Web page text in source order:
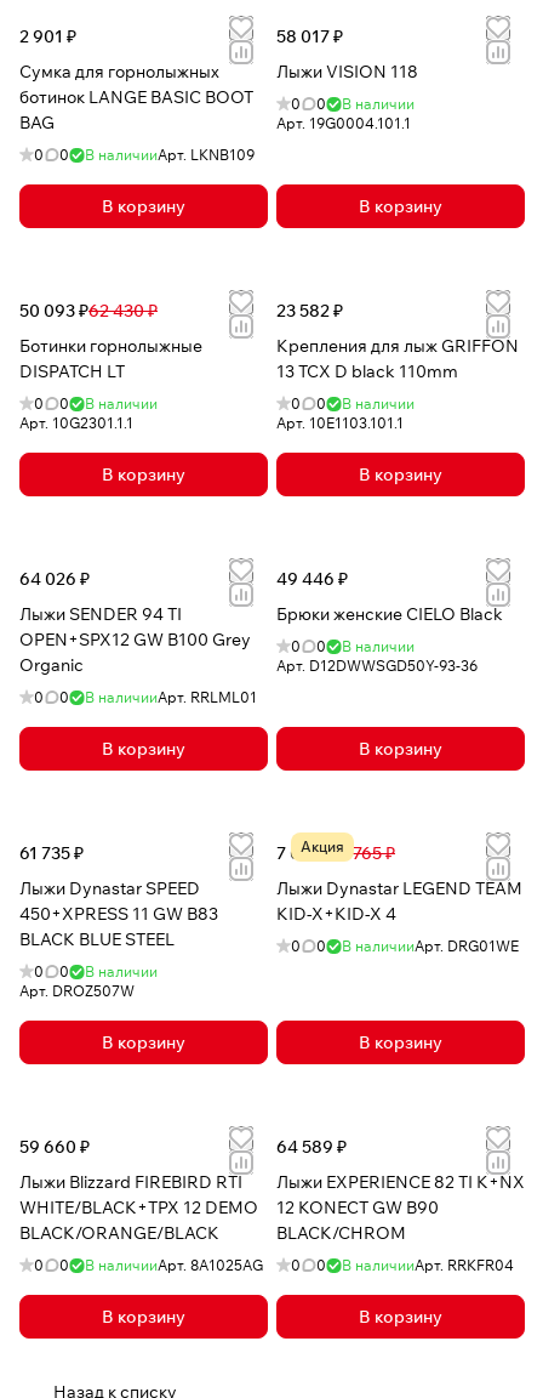
2 901 ₽
Сумка для горнолыжных
ботинок LANGE BASIC BOOT
BAG
0 0 В наличииАрт. LKNB109
В корзину
58 017 ₽
Лыжи VISION 118
0 0
В наличии
Арт. 19G0004.101.1
В корзину
50 093 ₽62 430 ₽
Ботинки горнолыжные
DISPATCH LT
0 0
В наличии
Арт. 10G2301.1.1
В корзину
23 582 ₽
Крепления для лыж GRIFFON
13 TCX D black 110mm
0 0
В наличии
Арт. 10E1103.101.1
В корзину
64 026 ₽
Лыжи SENDER 94 TI
OPEN+SPX12 GW B100 Grey
Organic
0 0 В наличииАрт. RRLML01
В корзину
49 446 ₽
Брюки женские CIELO Black
0 0
В наличии
Арт. D12DWWSGD50Y-93-36
В корзину
61 735 ₽
Лыжи Dynastar SPEED
450+XPRESS 11 GW B83
BLACK BLUE STEEL
0 0
В наличии
Арт. DROZ507W
В корзину
Акция
7 021 ₽11 765 ₽
Лыжи Dynastar LEGEND TEAM
KID-X+KID-X 4
0 0 В наличииАрт. DRG01WE
В корзину
59 660 ₽
Лыжи Blizzard FIREBIRD RTI
WHITE/BLACK+TPX 12 DEMO
BLACK/ORANGE/BLACK
0 0 В наличииАрт. 8A1025AG
В корзину
64 589 ₽
Лыжи EXPERIENCE 82 TI K+NX
12 KONECT GW B90
BLACK/CHROM
0 0 В наличииАрт. RRKFR04
В корзину
Назад к списку